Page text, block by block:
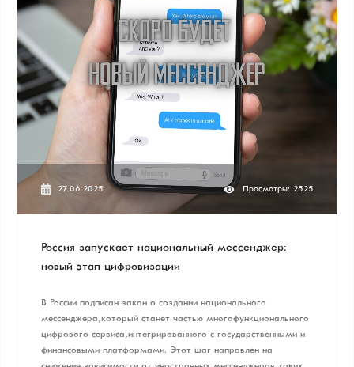
27.06.2025 Просмотры: 2525
Россия запускает национальный мессенджер:
новый этап цифровизации
В России подписан закон о создании национального
мессенджера, который станет частью многофункционального
цифрового сервиса, интегрированного с государственными и
финансовыми платформами. Этот шаг направлен на